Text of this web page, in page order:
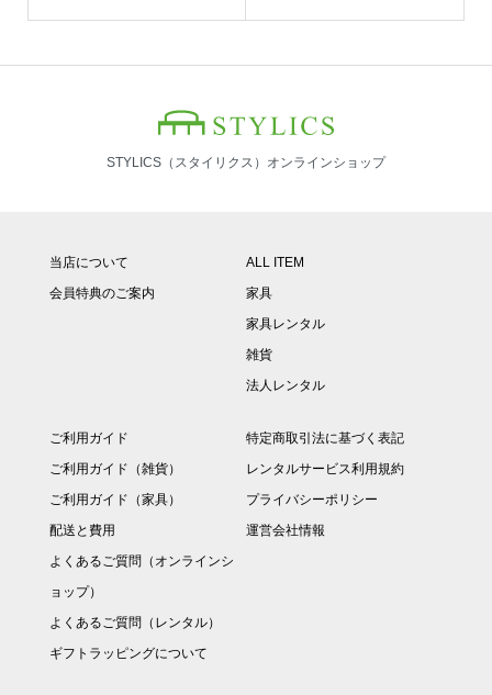
STYLICS（スタイリクス）オンラインショップ
当店について
会員特典のご案内
ALL ITEM
家具
家具レンタル
雑貨
法人レンタル
ご利用ガイド
ご利用ガイド（雑貨）
ご利用ガイド（家具）
配送と費用
よくあるご質問（オンラインシ
ョップ）
よくあるご質問（レンタル）
ギフトラッピングについて
特定商取引法に基づく表記
レンタルサービス利用規約
プライバシーポリシー
運営会社情報